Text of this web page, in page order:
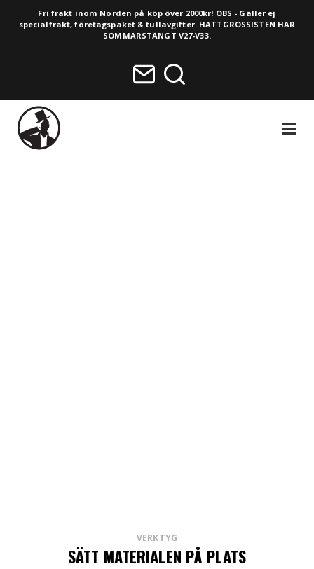
Fri frakt inom Norden på köp över 2000kr! OBS - Gäller ej
specialfrakt, företagspaket & tullavgifter. HATTGROSSISTEN HAR
SOMMARSTÄNGT V27-V33.
VERKTYG
SÄTT MATERIALEN PÅ PLATS